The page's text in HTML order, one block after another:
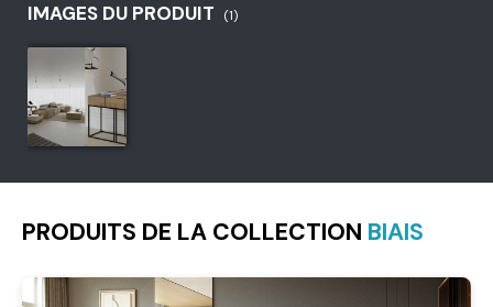
IMAGES DU PRODUIT (1)
PRODUITS DE LA COLLECTION BIAIS